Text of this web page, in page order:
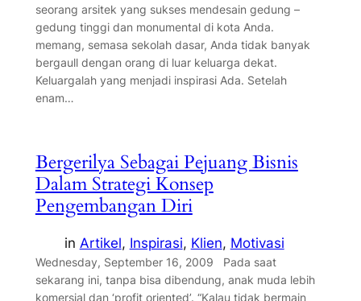
seorang arsitek yang sukses mendesain gedung –
gedung tinggi dan monumental di kota Anda.
memang, semasa sekolah dasar, Anda tidak banyak
bergaull dengan orang di luar keluarga dekat.
Keluargalah yang menjadi inspirasi Ada. Setelah
enam…
Bergerilya Sebagai Pejuang Bisnis
Dalam Strategi Konsep
Pengembangan Diri
in Artikel, Inspirasi, Klien, Motivasi
Wednesday, September 16, 2009 Pada saat
sekarang ini, tanpa bisa dibendung, anak muda lebih
komersial dan ‘profit oriented’. “Kalau tidak bermain